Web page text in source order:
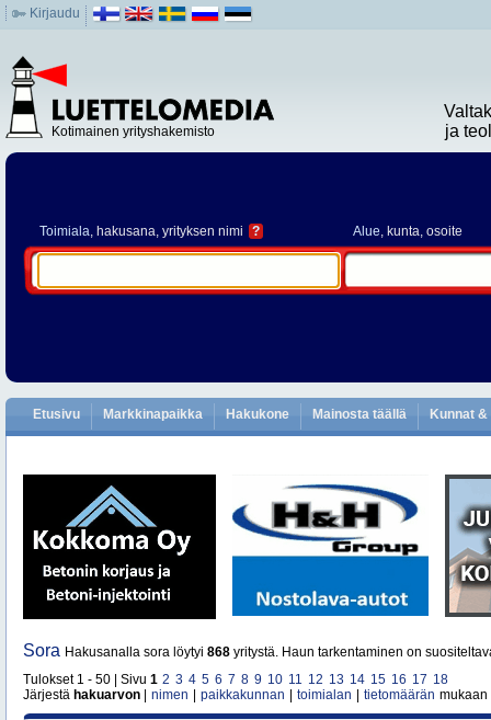
Kirjaudu
Kotimainen yrityshakemisto
ja
Toimiala, hakusana, yrityksen nimi ? Alue, kunta, osoite
Etusivu Markkinapaikka Hakukone Mainosta täällä Kunnat
Sora Hakusanalla sora löytyi 868 yritystä. Haun tarkentaminen on
Tulokset 1 - 50 | Sivu 1 2 3 4 5 6 7 8 9 10 11 12 13 14 15 16 17 18
Järjestä hakuarvon nimen paikkakunnan toimialan tietomäärän mukaan